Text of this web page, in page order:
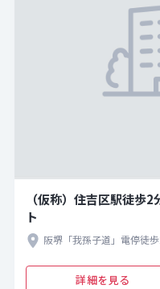
（仮称）住吉区駅徒歩
ト
阪堺「我孫子道」電停徒
詳細を見る